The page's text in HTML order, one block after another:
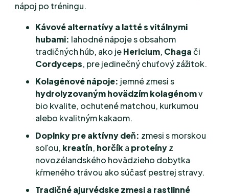
nápoj po tréningu.
Kávové alternatívy a latté s vitálnymi
hubami: lahodné nápoje s obsahom
tradičných húb, ako jeHericium, Chagači
Cordyceps, pre jedinečný chuťový zážitok.
Kolagénové nápoje: jemné zmesi s
hydrolyzovaným hovädzím kolagénomv
bio kvalite, ochutené matchou, kurkumou
alebo kvalitným kakaom.
Doplnky pre aktívny deň: zmesi s morskou
soľou, kreatín, horčík a proteínyz
novozélandského hovädzieho dobytka
kŕmeného trávou ako súčasť pestrej stravy.
Tradičné ajurvédske zmesi a rastlinné